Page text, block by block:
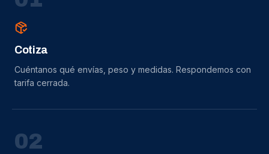
Cotiza
Cuéntanos qué envías, peso y medidas. Respondemos con
tarifa cerrada.
02